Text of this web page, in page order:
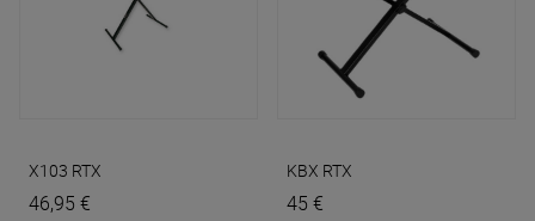
X103 RTX
46,95 €
KBX RTX
45 €